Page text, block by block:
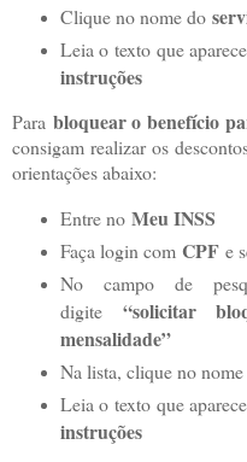
Clique no nome do
Leia o texto que
instruções
Para bloquear o benefício
consigam realizar os
orientações abaixo:
Entre no Meu INSS
Faça login com CPF e
No campo de
digite “solicitar
mensalidade”
Na lista, clique no
Leia o texto que
instruções